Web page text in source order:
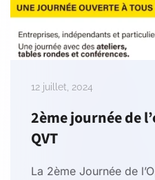
12 juillet, 2024
2ème journée de
QVT
La 2ème Journée de